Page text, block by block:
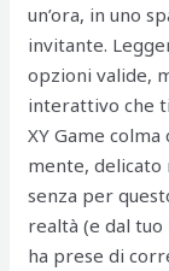
un’ora, in uno
invitante.
opzioni valide,
interattivo che
XY Game
mente, delicato
senza per
realtà (e dal tuo
ha prese di